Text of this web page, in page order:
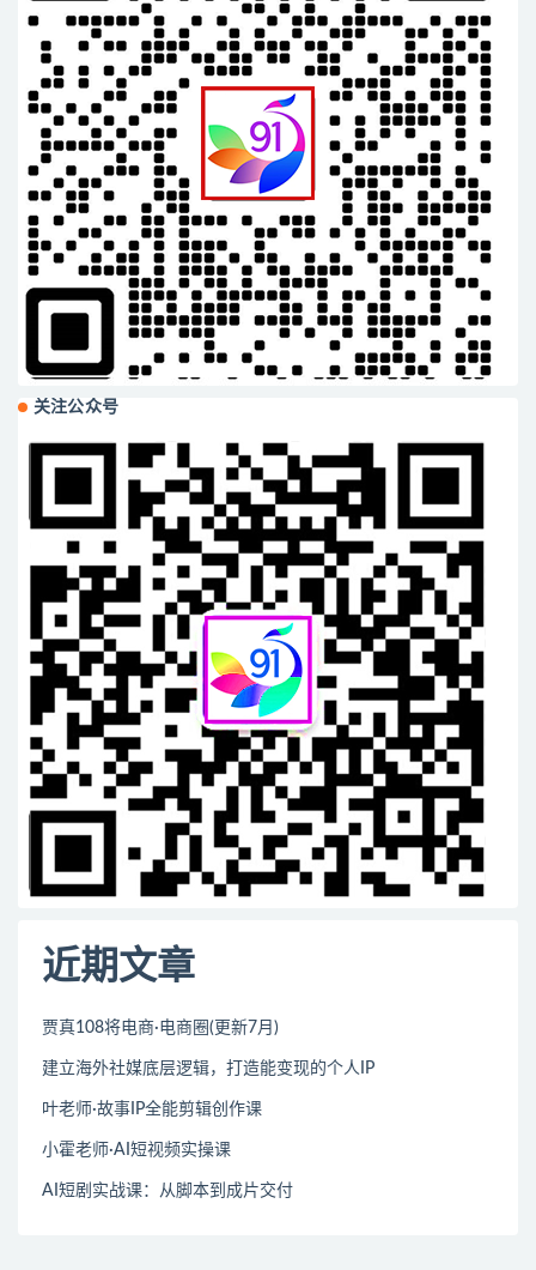
关注公众号
近期文章
贾真108将电商·电商圈(更新7月)
建立海外社媒底层逻辑，打造能变现的个人IP
叶老师·故事IP全能剪辑创作课
小霍老师·AI短视频实操课
AI短剧实战课：从脚本到成片交付